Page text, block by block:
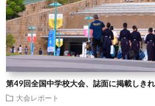
第49回全国中学校大会、誌面に掲載しき
大会レポート